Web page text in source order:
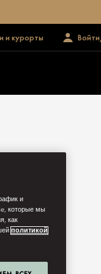
и курорты
и
которые мы
как
политикой